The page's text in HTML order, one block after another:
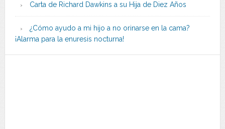
Carta de Richard Dawkins a su Hija de Diez Años
¿Cómo ayudo a mi hijo a no orinarse en la cama?
¡Alarma para la enuresis nocturna!